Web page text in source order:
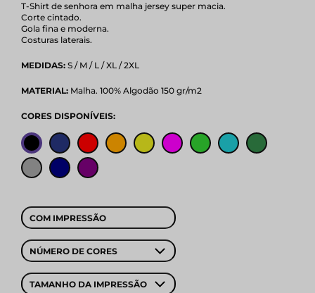
T-Shirt de senhora em malha jersey super macia.
Corte cintado.
Gola fina e moderna.
Costuras laterais.
MEDIDAS: S / M / L / XL / 2XL
MATERIAL: Malha. 100% Algodão 150 gr/m2
CORES DISPONÍVEIS:
COM IMPRESSÃO
NÚMERO DE CORES
TAMANHO DA IMPRESSÃO